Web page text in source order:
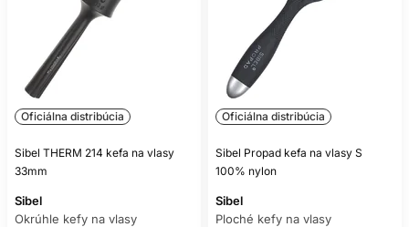
Oficiálna distribúcia
Sibel THERM 214 kefa na vlasy
33mm
Sibel
Okrúhle kefy na vlasy
Oficiálna distribúcia
Sibel Propad kefa na vlasy S
100% nylon
Sibel
Ploché kefy na vlasy